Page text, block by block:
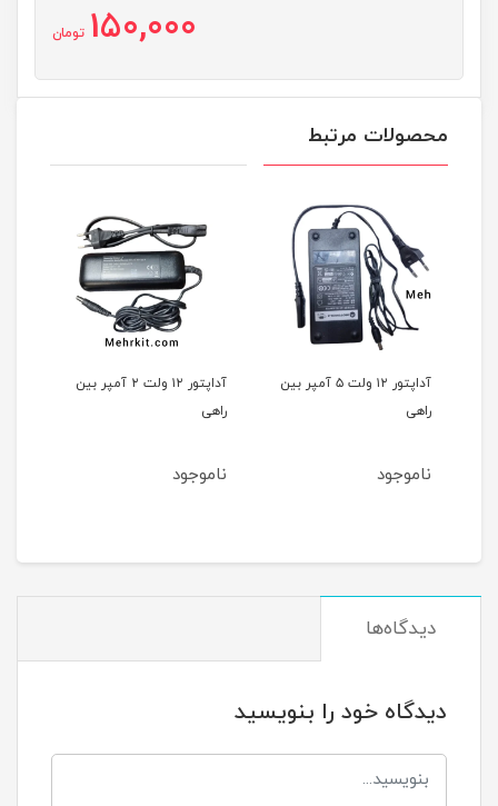
150,000 تومان
محصولات مرتبط
آداپتور ۱۲ ولت ۵ آمپر بین
راهی
ناموجود
آداپتور ۱۲ ولت ۲ آمپر بین
راهی
ناموجود
دیدگاه‌ها
دیدگاه خود را بنویسید